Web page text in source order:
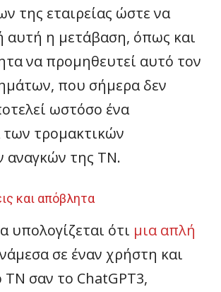
της εταιρείας ώστε να
αυτή η μετάβαση, όπως και
να προμηθευτεί αυτό τον
που σήμερα δεν
ωστόσο ένα
τρομακτικών
αναγκών της ΤΝ.
και απόβλητα
υπολογίζεται ότι μια απλή
σε έναν χρήστη και
ΤΝ σαν το ChatGPΤ3,